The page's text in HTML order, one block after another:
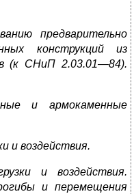
предварительно
конструкций из
(к СНиП 2.03.01—84).
и армокаменные
и воздействия.
и воздействия.
и перемещения